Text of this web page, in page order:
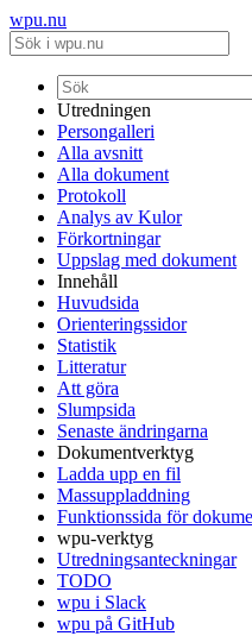
wpu.nu
Utredningen
Persongalleri
Alla avsnitt
Alla dokument
Protokoll
Analys av Kulor
Förkortningar
Uppslag med dokument
Innehåll
Huvudsida
Orienteringssidor
Statistik
Litteratur
Att göra
Slumpsida
Senaste ändringarna
Dokumentverktyg
Ladda upp en fil
Massuppladdning
Funktionssida för
wpu-verktyg
Utredningsanteckningar
TODO
wpu i Slack
wpu på GitHub